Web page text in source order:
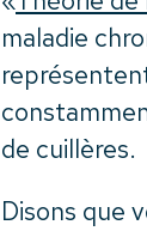
maladie
de cuillères.
Disons que